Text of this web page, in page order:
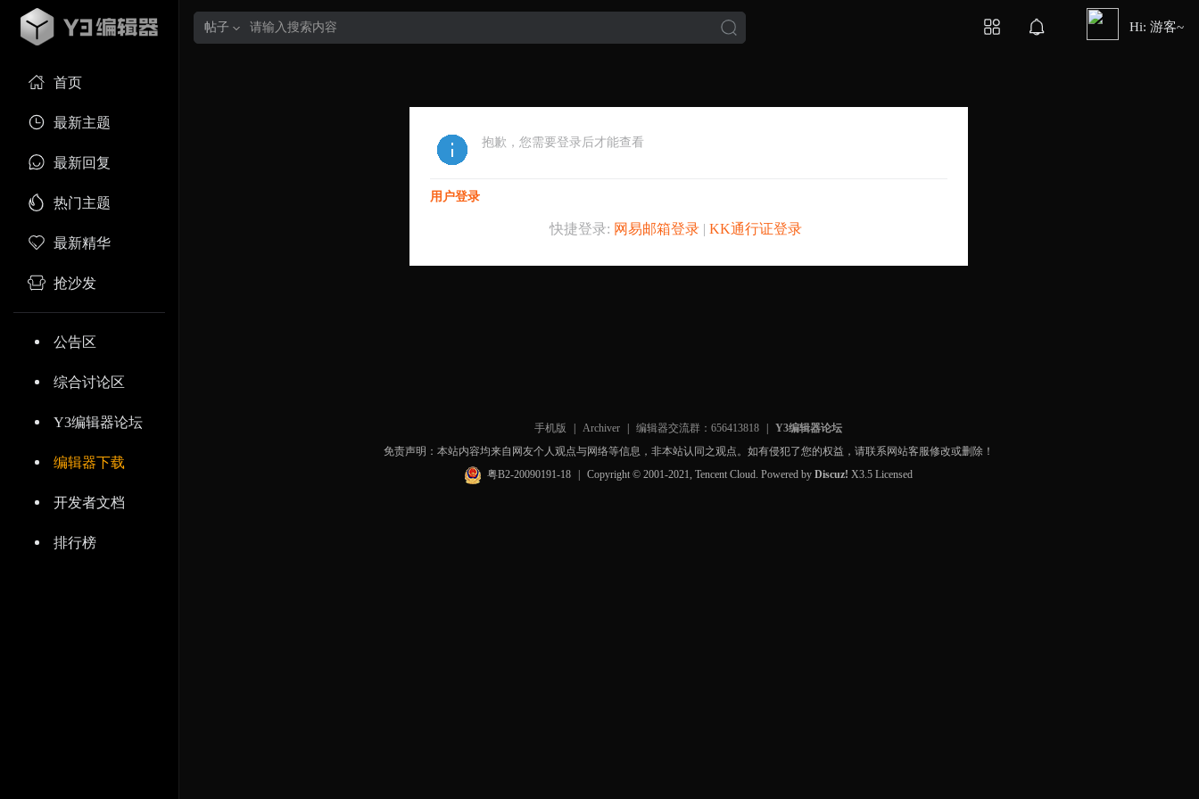
首页
最新主题
最新回复
热门主题
最新精华
抢沙发
公告区
综合讨论区
Y3编辑器论坛
编辑器下载
开发者文档
排行榜
帖子 Hi: 游客~
抱歉，您需要登录后才能查看
用户登录
快捷登录: 网易邮箱登录| KK通行证登录
手机版 Archiver 编辑器交流群：656413818
Y3编辑器论坛
免责声明：本站内容均来自网友个人观点与网络等信息，非本站认同之观点。如有侵犯了您的权益，请联系网站客服修改或删除！
粤B2-20090191-18
Copyright © 2001-2021, Tencent Cloud. Powered byDiscuz! X3.5 Licensed